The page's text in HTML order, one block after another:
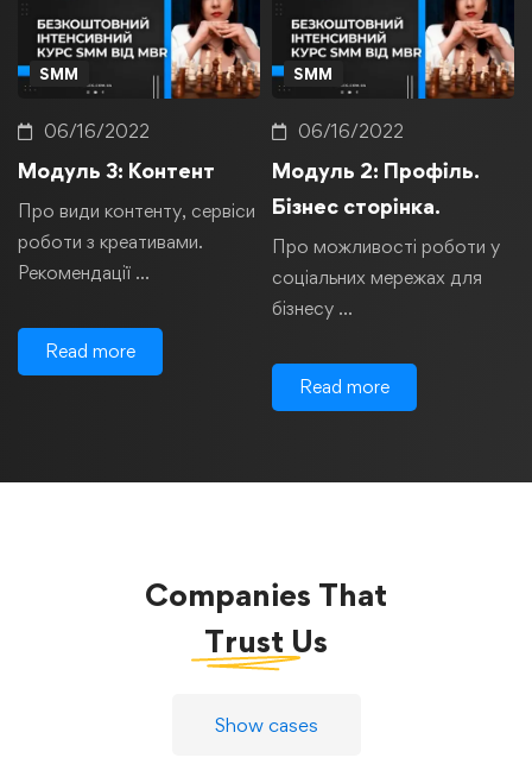
SMM
06/16/2022
Модуль 3: Контент
Про види контенту, сервіси
роботи з креативами.
Рекомендації …
Read more
SMM
06/16/2022
Модуль 2: Профіль.
Бізнес сторінка.
Про можливості роботи у
соціальних мережах для
бізнесу …
Read more
Companies That
Trust Us
Show cases